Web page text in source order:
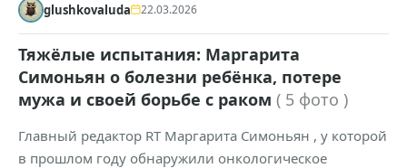
glushkovaluda 22.03.2026
Тяжёлые испытания: Маргарита
Симоньян о болезни ребёнка, потере
мужа и своей борьбе с раком ( 5 фото )
Главный редактор RT Маргарита Симоньян , у которой
в прошлом году обнаружили онкологическое